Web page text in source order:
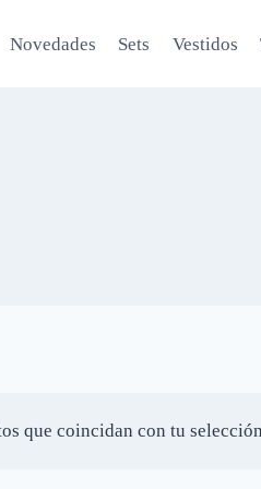
Novedades Sets Vestidos
que coincidan con tu